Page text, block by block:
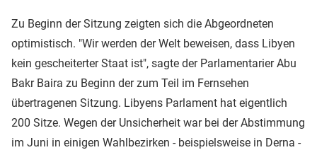
Zu Beginn der Sitzung zeigten sich die Abgeordneten
optimistisch. "Wir werden der Welt beweisen, dass Libyen
kein gescheiterter Staat ist", sagte der Parlamentarier Abu
Bakr Baira zu Beginn der zum Teil im Fernsehen
übertragenen Sitzung. Libyens Parlament hat eigentlich
200 Sitze. Wegen der Unsicherheit war bei der Abstimmung
im Juni in einigen Wahlbezirken - beispielsweise in Derna -